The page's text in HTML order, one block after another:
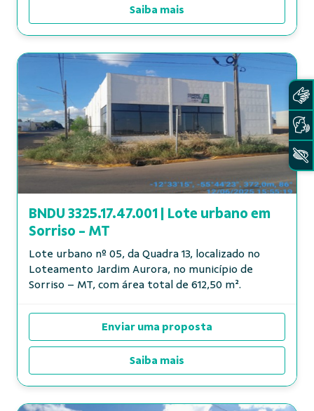
Saiba mais
BNDU 3325.17.47.001 | Lote urbano em
Sorriso - MT
Lote urbano nº 05, da Quadra 13, localizado no
Loteamento Jardim Aurora, no município de
Sorriso – MT, com área total de 612,50 m².
Enviar uma proposta
Saiba mais